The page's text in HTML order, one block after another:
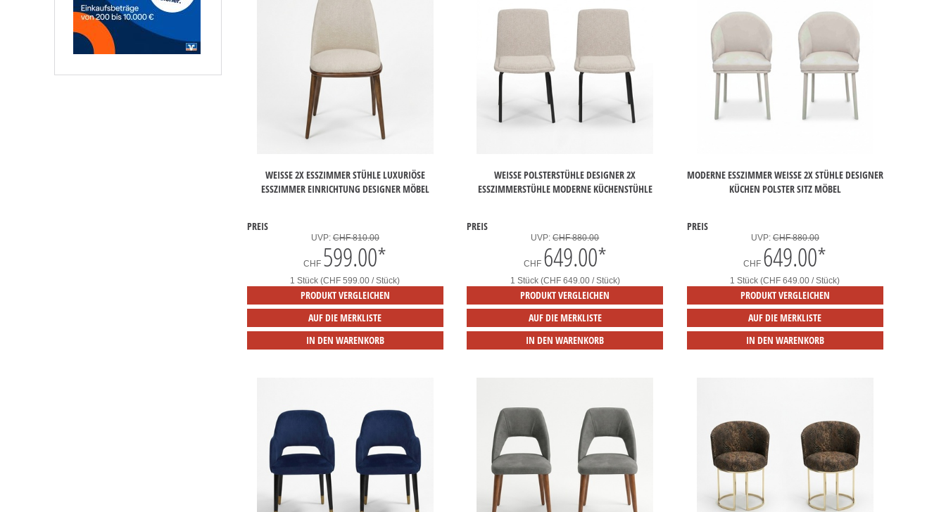
WEISSE 2X ESSZIMMER STÜHLE LUXURIÖSE E
SSZIMMER EINRICHTUNG DESIGNER MÖBEL
PREIS
UVP: CHF 810.00
CHF 599.00*
1 Stück (CHF 599.00 / Stück)
PRODUKT VERGLEICHEN
AUF DIE MERKLISTE
IN DEN WARENKORB
WEISSE POLSTERSTÜHLE DESIGNER 2X E
SSZIMMERSTÜHLE MODERNE KÜCHENSTÜHLE
PREIS
UVP:CHF 880.00
CHF 649.00*
1 Stück (CHF 649.00 / Stück)
PRODUKT VERGLEICHEN
AUF DIE MERKLISTE
IN DEN WARENKORB
MODERNE ESSZIMMER WEISSE 2X STÜHLE DESIGNER K
ÜCHEN POLSTER SITZ MÖBEL
PREIS
UVP: CHF 880.00
CHF 649.00*
1 Stück (CHF 649.00 / Stück)
PRODUKT VERGLEICHEN
AUF DIE MERKLISTE
IN DEN WARENKORB